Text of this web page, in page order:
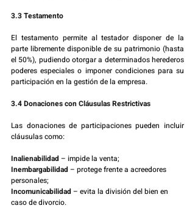
3.3 Testamento
El testamento permite al testador disponer de la
parte libremente disponible de su patrimonio (hasta
el 50%), pudiendo otorgar a determinados herederos
poderes especiales o imponer condiciones para su
participación en la gestión de la empresa.
3.4 Donaciones con Cláusulas Restrictivas
Las donaciones de participaciones pueden incluir
cláusulas como:
Inalienabilidad – impide la venta;
Inembargabilidad – protege frente a acreedores
personales;
Incomunicabilidad – evita la división del bien en
caso de divorcio.